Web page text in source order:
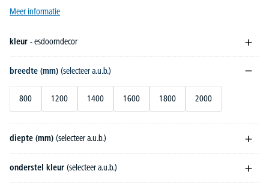
Meer informatie
kleur - esdoorndecor
breedte (mm) (selecteer a.u.b.)
800 1200 1400 1600 1800 2000
diepte (mm) (selecteer a.u.b.)
onderstel kleur (selecteer a.u.b.)